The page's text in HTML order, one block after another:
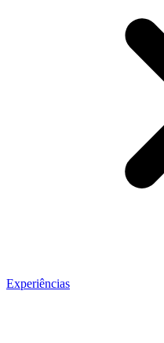
Experiências